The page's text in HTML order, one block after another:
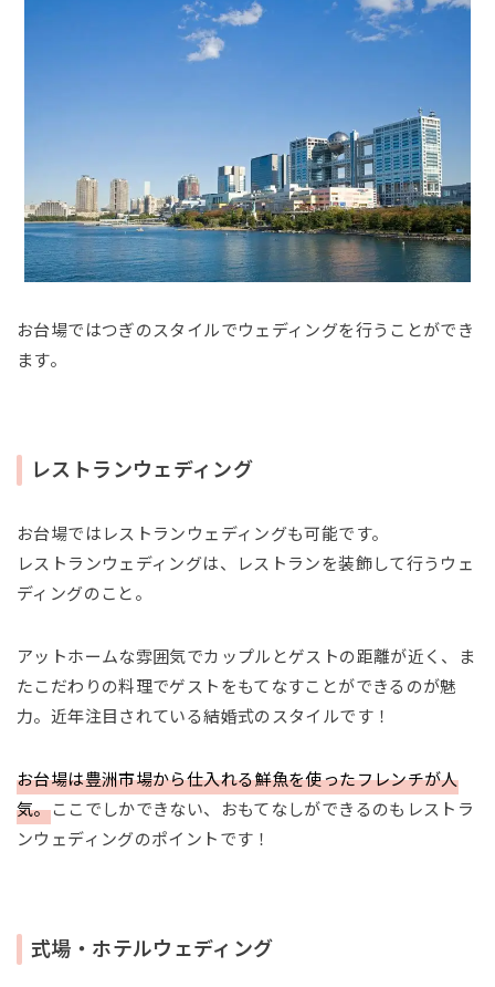
お台場ではつぎのスタイルでウェディングを行うことができ
ます。
レストランウェディング
お台場ではレストランウェディングも可能です。
レストランウェディングは、レストランを装飾して行うウェ
ディングのこと。
アットホームな雰囲気でカップルとゲストの距離が近く、ま
たこだわりの料理でゲストをもてなすことができるのが魅
力。近年注目されている結婚式のスタイルです！
お台場は豊洲市場から仕入れる鮮魚を使ったフレンチが人
気。ここでしかできない、おもてなしができるのもレストラ
ンウェディングのポイントです！
式場・ホテルウェディング